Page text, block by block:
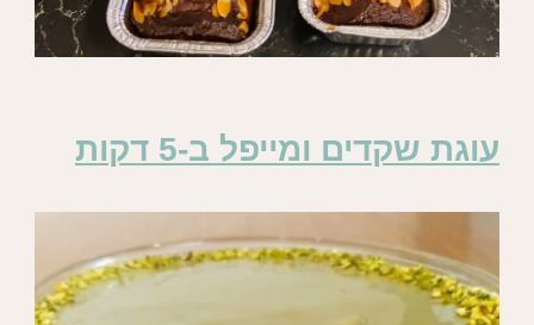
עוגת שקדים ומייפל ב-5 דקות